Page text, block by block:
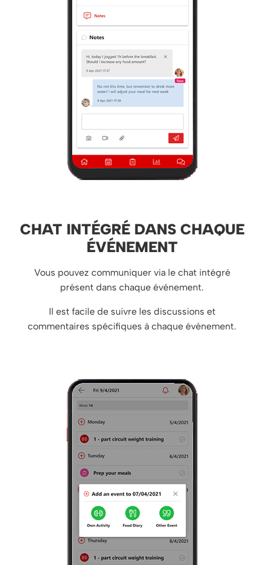
CHAT INTÉGRÉ DANS CHAQUE
ÉVÉNEMENT
Vous pouvez communiquer via le chat intégré
présent dans chaque événement.
Il est facile de suivre les discussions et
commentaires spécifiques à chaque événement.